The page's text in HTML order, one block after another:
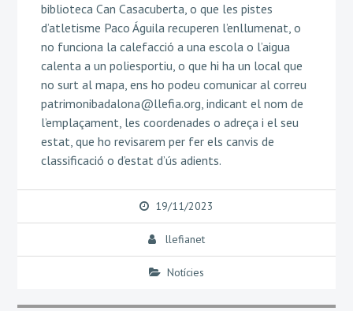
biblioteca Can Casacuberta, o que les pistes
d’atletisme Paco Águila recuperen l’enllumenat, o
no funciona la calefacció a una escola o l’aigua
calenta a un poliesportiu, o que hi ha un local que
no surt al mapa, ens ho podeu comunicar al correu
patrimonibadalona@llefia.org, indicant el nom de
l’emplaçament, les coordenades o adreça i el seu
estat, que ho revisarem per fer els canvis de
classificació o d’estat d’ús adients.
19/11/2023
llefianet
Notícies
Navegació